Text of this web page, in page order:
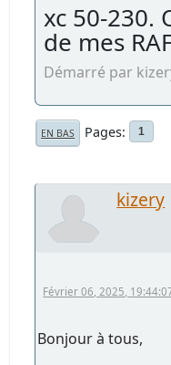
xc 50-230.
de mes
Démarré par
EN BAS Pages 1
kizery
Février 06, 2025,
Bonjour à tous,